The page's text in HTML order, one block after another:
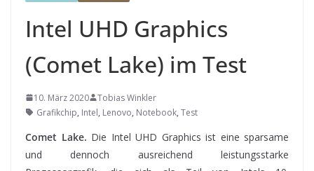
Intel UHD Graphics
(Comet Lake) im Test
10. März 2020
Tobias Winkler
Grafikchip, Intel, Lenovo, Notebook, Test
Comet Lake. Die Intel UHD Graphics ist eine sparsame
und dennoch ausreichend leistungsstarke